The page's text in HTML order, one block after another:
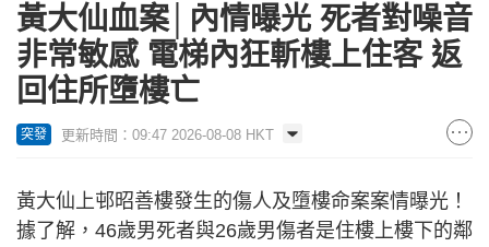
黃大仙血案│內情曝光 死者對噪音
非常敏感 電梯內狂斬樓上住客 返
回住所墮樓亡
突發 更新時間：09:47 2026-08-08 HKT
黃大仙上邨昭善樓發生的傷人及墮樓命案案情曝光！
據了解，46歲男死者與26歲男傷者是住樓上樓下的鄰